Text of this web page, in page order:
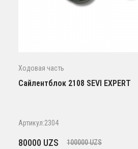
Ходовая часть
Сайлентблок 2108 SEVI EXPERT
Артикул:2304
100000UZS
Первоначальная
80000 UZS
Текущая